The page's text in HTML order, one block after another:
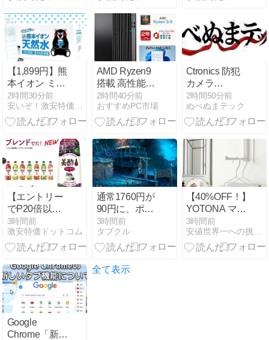
電力へ
変えるか
てゲーム向け
の音響機能を
高い水準でま
とめたワイヤ
レスヘッドホ
ンがAmazon
にて25%OFF
の14,980円
【1,899円】熊
本イオン ミネ
ラルウォータ
ー 天然水
500ml 45本
2時間30分前
安いぞ！激安特価ニュース速報
AMD Ryzen9
搭載 高性能デ
スクトップPC
の強みとは？
2時間40分前
おすすめPC市場
Ctronics 防犯
カメラ
CTIPC-295C-
JPは買って大
丈夫？ 型番末
技適の照合結
【2026】
2時間50分前
ぬべぬまテック
【エントリー
でP20倍以上
確定】
30%OFFクー
ポンで2,415円
天市場 【美酢
公式】美酢 希
釈式 選べる 4
本セット 8フ
レーバー
800ml 果実酢
3時間前
激安特価ドットコム
通常1760円が
90円に、ポイ
ントアンドク
リック
ADV『Conquistadorio』
プリ値下げセ
3時間前
タブクル
【40%OFF！】
YOTONA マグ
ネット 折りた
たみ ハンガー
掛けが1,014円
3時間前
安値世界一への挑戦 【激安超特価】
Google
Chrome「新し
全て表示